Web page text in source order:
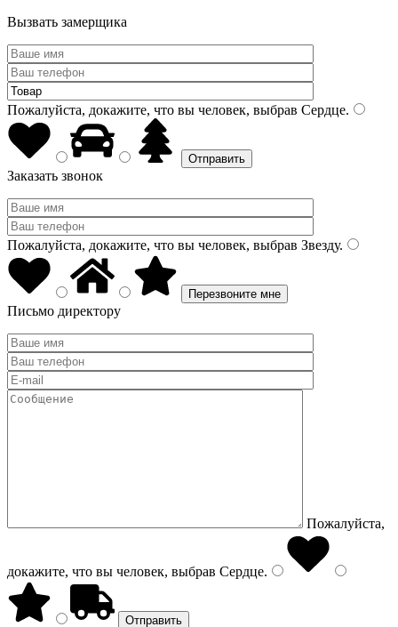
Вызвать замерщика
Пожалуйста, докажите, что вы человек, выбрав Сердце.
Заказать звонок
Пожалуйста, докажите, что вы человек, выбрав Звезду.
Письмо директору
Пожалуйста,
докажите, что вы человек, выбрав Сердце.